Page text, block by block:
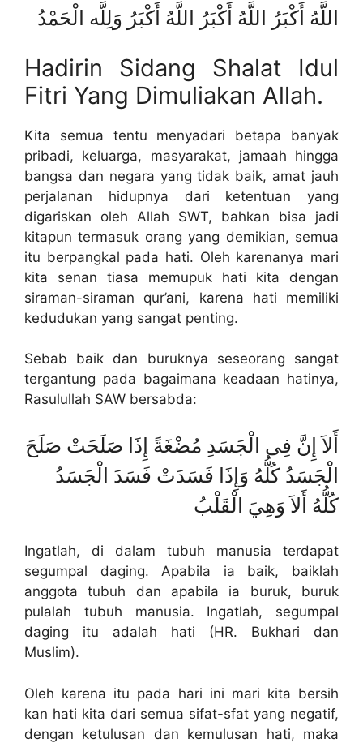
اللَّهُ أَكْبَرُ اللَّهُ أَكْبَرُ اللَّهُ أَكْبَرُ وَلِلَّه الْحَمْدُ
Hadirin Sidang Shalat Idul
Fitri Yang Dimuliakan Allah.
Kita semua tentu menyadari betapa banyak
pribadi, keluarga, masyarakat, jamaah hingga
bangsa dan negara yang tidak baik, amat jauh
perjalanan hidupnya dari ketentuan yang
digariskan oleh Allah SWT, bahkan bisa jadi
kitapun termasuk orang yang demikian, semua
itu berpangkal pada hati. Oleh karenanya mari
kita senan tiasa memupuk hati kita dengan
siraman-siraman qur’ani, karena hati memiliki
kedudukan yang sangat penting.
Sebab baik dan buruknya seseorang sangat
tergantung pada bagaimana keadaan hatinya,
Rasulullah SAW bersabda:
أَلاَ إِنَّ فِى الْجَسَدِ مُضْغَةً إِذَا صَلَحَتْ صَلَحَ
الْجَسَدُ كُلُّهُ وَإِذَا فَسَدَتْ فَسَدَ الْجَسَدُ
كُلُّهُ أَلاَ وَهِيَ الْقَلْبُ
Ingatlah, di dalam tubuh manusia terdapat
segumpal daging. Apabila ia baik, baiklah
anggota tubuh dan apabila ia buruk, buruk
pulalah tubuh manusia. Ingatlah, segumpal
daging itu adalah hati (HR. Bukhari dan
Muslim).
Oleh karena itu pada hari ini mari kita bersih
kan hati kita dari semua sifat-sfat yang negatif,
dengan ketulusan dan kemulusan hati, maka